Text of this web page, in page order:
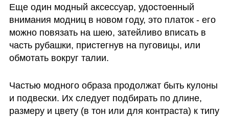
Еще один модный аксессуар, удостоенный
внимания модниц в новом году, это платок - его
можно повязать на шею, затейливо вписать в
часть рубашки, пристегнув на пуговицы, или
обмотать вокруг талии.
Частью модного образа продолжат быть кулоны
и подвески. Их следует подбирать по длине,
размеру и цвету (в тон или для контраста) к типу